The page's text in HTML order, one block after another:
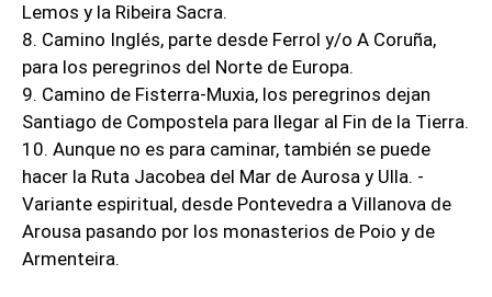
Lemos y la Ribeira Sacra.
8. Camino Inglés, parte desde Ferrol y/o A Coruña,
para los peregrinos del Norte de Europa.
9. Camino de Fisterra-Muxia, los peregrinos dejan
Santiago de Compostela para llegar al Fin de la Tierra.
10. Aunque no es para caminar, también se puede
hacer la Ruta Jacobea del Mar de Aurosa y Ulla. -
Variante espiritual, desde Pontevedra a Villanova de
Arousa pasando por los monasterios de Poio y de
Armenteira.